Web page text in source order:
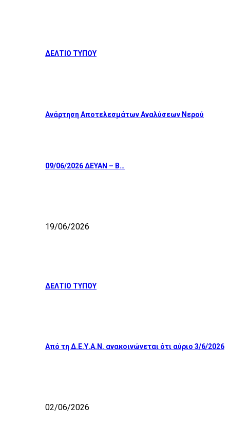
ΔΕΛΤΙΟ ΤΥΠΟΥ
Ανάρτηση Αποτελεσμάτων Αναλύσεων Νερού
09/06/2026 ΔΕΥΑΝ – Β…
19/06/2026
ΔΕΛΤΙΟ ΤΥΠΟΥ
Από τη Δ.Ε.Υ.Α.Ν. ανακοινώνεται ότι αύριο 3/6/2026
02/06/2026